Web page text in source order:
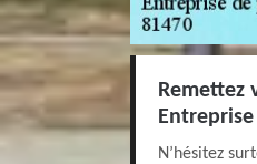
Remettez
N’hésitez